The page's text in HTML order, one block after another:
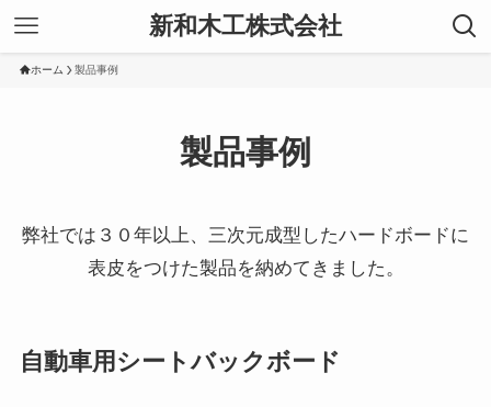
新和木工株式会社
ホーム 製品事例
製品事例
弊社では３０年以上、三次元成型したハードボードに
表皮をつけた製品を納めてきました。
自動車用シートバックボード